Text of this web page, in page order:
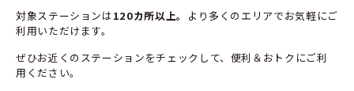
対象ステーションは120カ所以上。
より多くのエリアでお気軽にご
利用いただけます。
ぜひお近くのステーションをチェックして、便利＆おトクにご利
用ください。